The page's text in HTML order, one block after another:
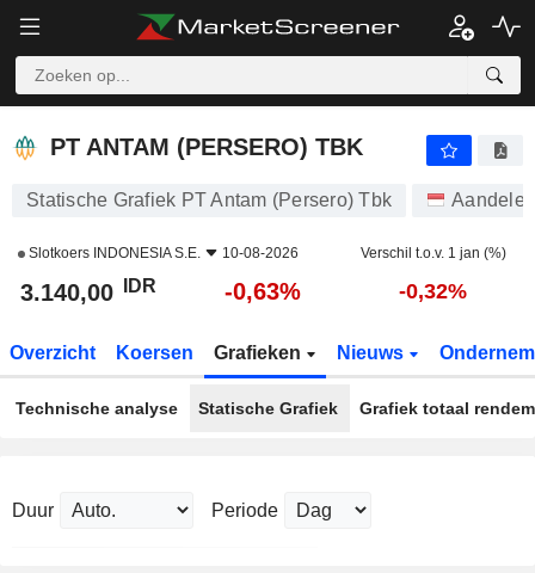
PT ANTAM (PERSERO) TBK
Statische Grafiek PT Antam (Persero) Tbk Aandelen
Slotkoers INDONESIA S.E. 10-08-2026 Verschil t.o.v. 1 jan (%)
3.140,00 IDR -0,63% -0,32%
Overzicht Koersen Grafieken Nieuws
Technische analyse Statische Grafiek Grafiek totaal
Duur Periode